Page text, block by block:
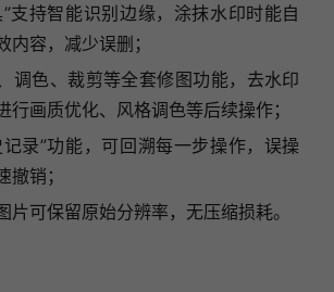
”支持智能识别边缘，涂抹水印时能自
内容，减少误删；
调色、裁剪等全套修图功能，去水印
行画质优化、风格调色等后续操作；
记录”功能，可回溯每一步操作，误操
撤销；
片可保留原始分辨率，无压缩损耗。